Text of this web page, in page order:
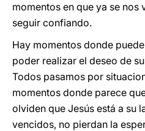
momentos en que ya se
seguir confiando.
Hay momentos donde
poder realizar el deseo de
Todos pasamos por
momentos donde parece
olviden que Jesús está a su
vencidos, no pierdan la